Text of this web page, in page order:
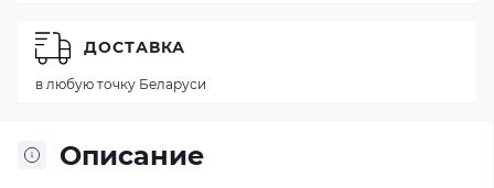
Описание
ДОСТАВКА
в любую точку Беларуси